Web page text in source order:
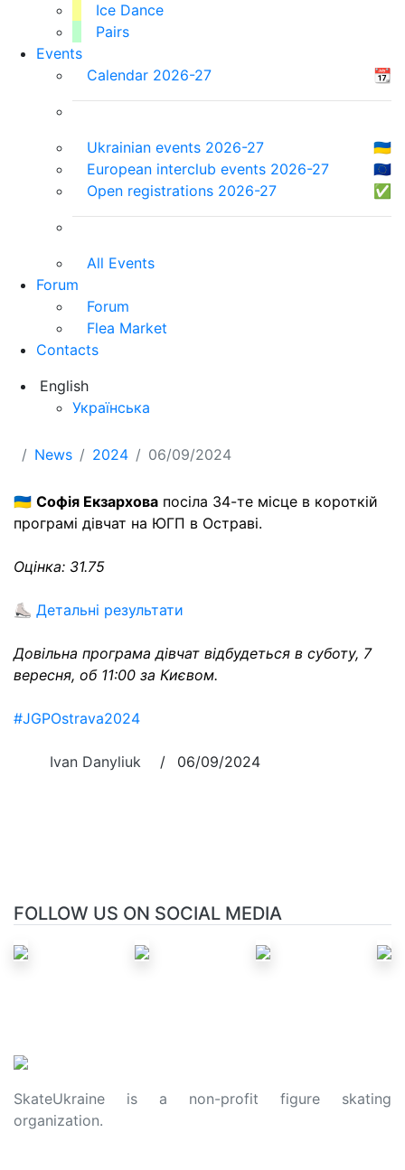
Ice Dance
Pairs
Events
Calendar 2026-27
📆
Ukrainian events 2026-27
🇺🇦
European interclub events 2026-27
🇪🇺
Open registrations 2026-27
✅
All Events
Forum
Forum
Flea Market
Contacts
English
Українська
News 2024 06/09/2024
🇺🇦 Софія Екзархова посіла 34-те місце в короткій
програмі дівчат на ЮГП в Остраві.
Оцінка: 31.75
⛸ Детальні результати
Довільна програма дівчат відбудеться в суботу, 7
вересня, об 11:00 за Києвом.
#JGPOstrava2024
Ivan Danyliuk / 06/09/2024
FOLLOW US ON SOCIAL MEDIA
SkateUkraine is a non-profit figure skating
organization.